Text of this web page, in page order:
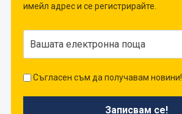
имейл адрес и се регистрирайте.
Съгласен съм да получавам новини!